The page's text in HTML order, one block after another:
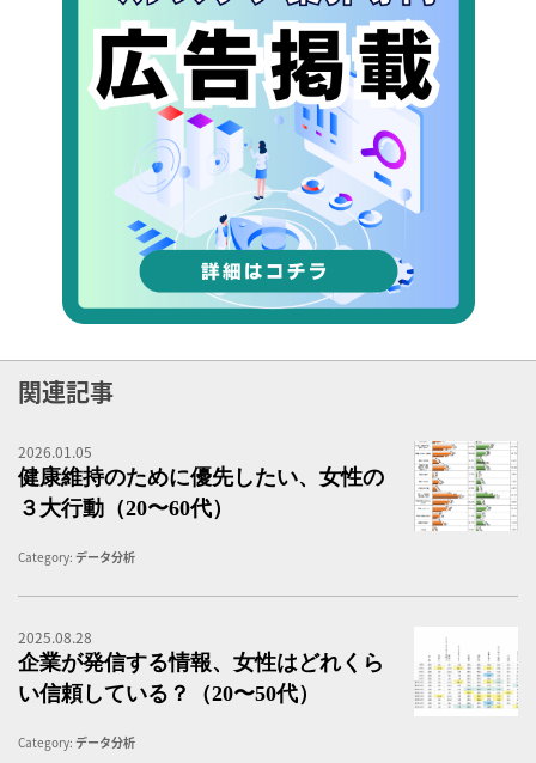
関連記事
2026.01.05
健康維持のために優先したい、女性の
３大行動（20〜60代）
Category: データ分析
2025.08.28
企業が発信する情報、女性はどれくら
い信頼している？（20〜50代）
Category: データ分析